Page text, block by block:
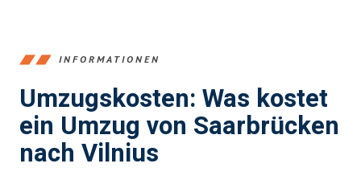
INFORMATIONEN
Umzugskosten: Was kostet
ein Umzug von Saarbrücken
nach Vilnius